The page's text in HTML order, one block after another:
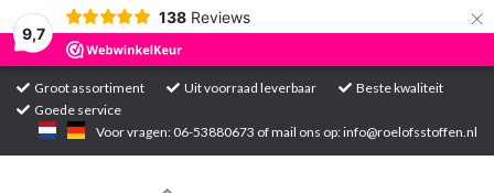
9,7
138 Reviews ×
Groot assortiment Uit voorraad leverbaar
Beste kwaliteit
Goede service
Voor vragen: 06-53880673 of mail ons op:info@roelofsstoffen.nl
Home